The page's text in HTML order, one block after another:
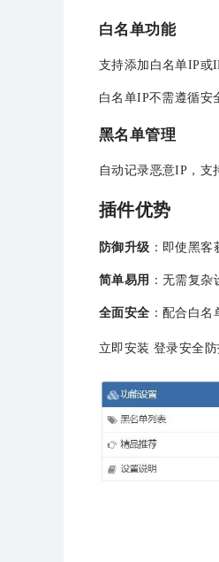
白名单功能
支持添加白名单IP或
白名单IP不需遵循安
黑名单管理
自动记录恶意IP，支
插件优势
防御升级 ：即使黑
简单易用 ：无需复
全面安全 ：配合白
立即安装 登录安全